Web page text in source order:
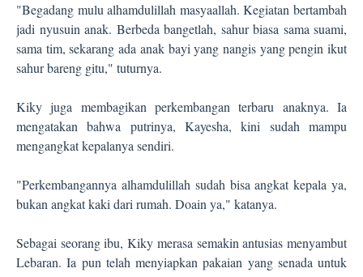
"Begadang mulu alhamdulillah masyaallah. Kegiatan bertambah
jadi nyusuin anak. Berbeda bangetlah, sahur biasa sama suami,
sama tim, sekarang ada anak bayi yang nangis yang pengin ikut
sahur bareng gitu," tuturnya.
Kiky juga membagikan perkembangan terbaru anaknya. Ia
mengatakan bahwa putrinya, Kayesha, kini sudah mampu
mengangkat kepalanya sendiri.
"Perkembangannya alhamdulillah sudah bisa angkat kepala ya,
bukan angkat kaki dari rumah. Doain ya," katanya.
Sebagai seorang ibu, Kiky merasa semakin antusias menyambut
Lebaran. Ia pun telah menyiapkan pakaian yang senada untuk